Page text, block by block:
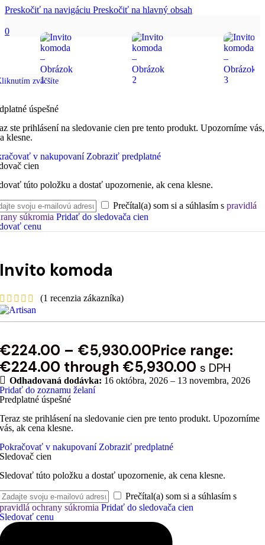
Preskočiť na navigáciu Preskočiť na hlavný obsah
0
zväčšíte
úspešné
ste prihlásení na sledovanie cien pre tento produkt. Upozorníme
klesne.
v nakupovaní Zobraziť predplatné
cien
túto položku a dostať upozornenie, ak cena klesne.
Prečítal(a) som si a súhlasím s pravidlá
súkromia Pridať do sledovača cien
cenu
Invito komoda
(1 recenzia zákazníka)
€224.00 – €5,930.00Price range:
€224.00 through €5,930.00 s DPH
Odhadovaná dodávka: 16 októbra, 2026 – 13 novembra, 2026
Pridať do zoznamu želaní
Predplatné úspešné
Teraz ste prihlásení na sledovanie cien pre tento produkt. Upozorníme
vás, ak cena klesne.
Pokračovať v nakupovaní Zobraziť predplatné
Sledovač cien
Sledovať túto položku a dostať upozornenie, ak cena klesne.
Prečítal(a) som si a súhlasím s
pravidlá ochrany súkromia Pridať do sledovača cien
Sledovať cenu